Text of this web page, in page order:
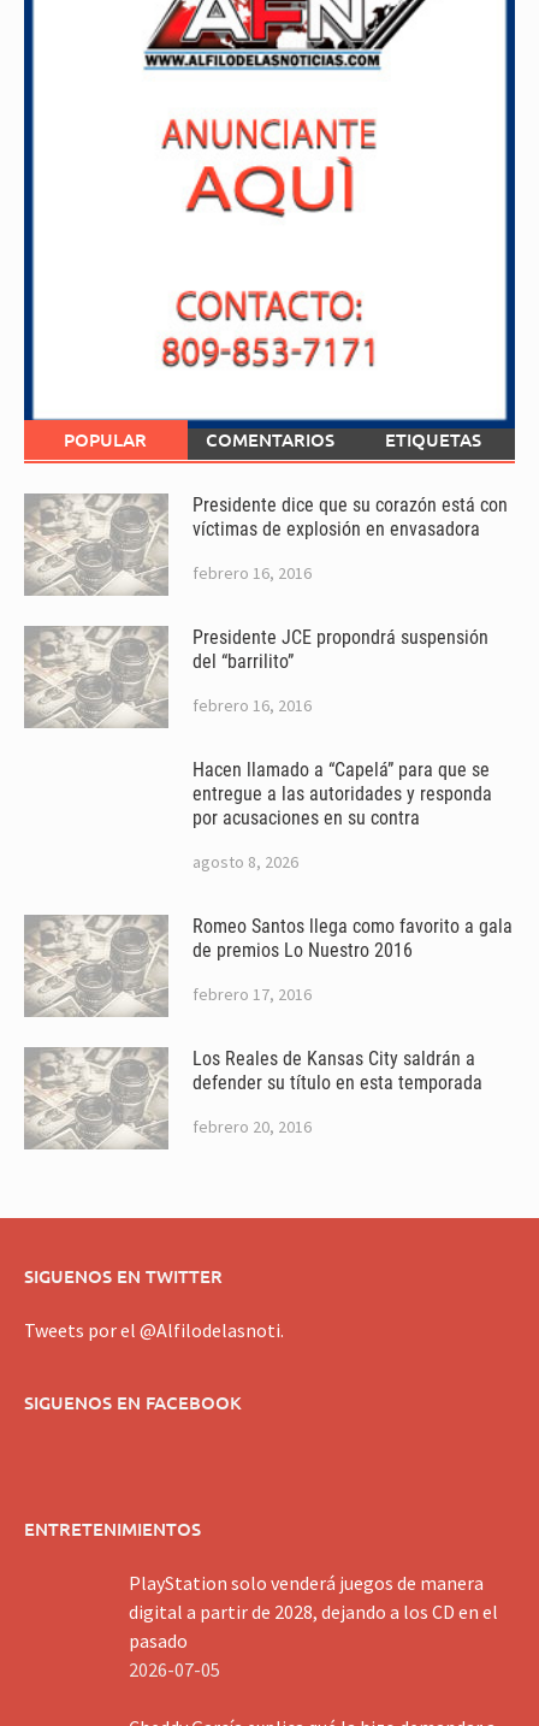
POPULAR COMENTARIOS ETIQUETAS
Presidente dice que su corazón está con
víctimas de explosión en envasadora
febrero 16, 2016
Presidente JCE propondrá suspensión
del “barrilito”
febrero 16, 2016
Hacen llamado a “Capelá” para que se
entregue a las autoridades y responda
por acusaciones en su contra
agosto 8, 2026
Romeo Santos llega como favorito a gala
de premios Lo Nuestro 2016
febrero 17, 2016
Los Reales de Kansas City saldrán a
defender su título en esta temporada
febrero 20, 2016
SIGUENOS EN TWITTER
Tweets por el @Alfilodelasnoti.
SIGUENOS EN FACEBOOK
ENTRETENIMIENTOS
PlayStation solo venderá juegos de manera
digital a partir de 2028, dejando a los CD en el
pasado
2026-07-05